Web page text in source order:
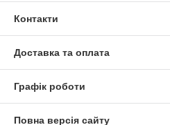
Контакти
Доставка та оплата
Графік роботи
Повна версія сайту